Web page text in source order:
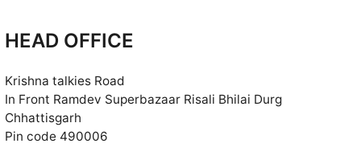
HEAD OFFICE
Krishna talkies Road
In Front Ramdev Superbazaar Risali Bhilai Durg
Chhattisgarh
Pin code 490006